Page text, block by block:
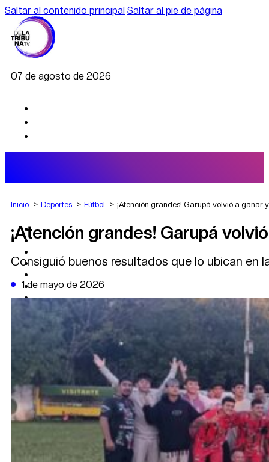
Saltar al contenido principal Saltar al pie de página
07 de agosto de 2026
AGRO
DEPORTES
POLÍTICA
DATA FIRME
DE LA TRIBUNA TV
Inicio Deportes Fútbol ¡Atención grandes! Garupá volvió a ganar
¡Atención grandes! Garupá
Consiguió buenos resultados que lo ubican en
1 de mayo de 2026